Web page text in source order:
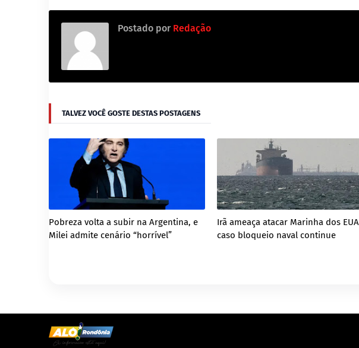
Postado por Redação
TALVEZ VOCÊ GOSTE DESTAS POSTAGENS
Pobreza volta a subir na Argentina, e
Milei admite cenário “horrível”
Irã ameaça atacar Marinha dos EUA
caso bloqueio naval continue